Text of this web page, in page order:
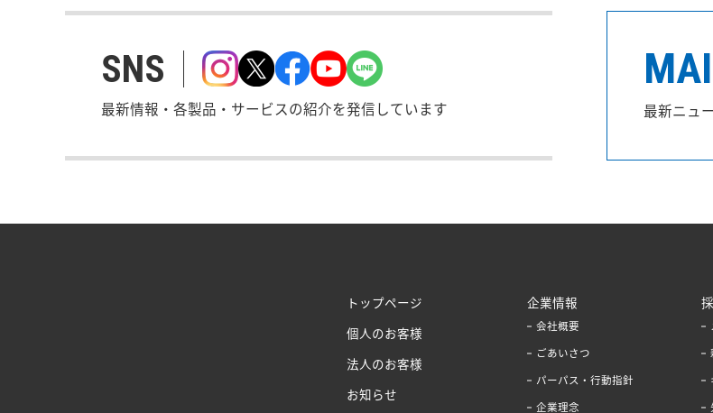
SNS
最新情報・各製品・サービスの紹介を発信しています 最新ニュ
トップページ
個人のお客様
法人のお客様
お知らせ
企業情報
会社概要
ごあいさつ
パーパス・行動指針
企業理念